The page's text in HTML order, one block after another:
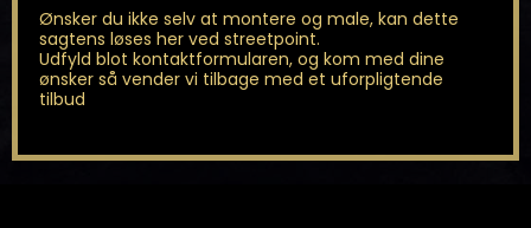
Ønsker du ikke selv at montere og male, kan dette
sagtens løses her ved streetpoint.
Udfyld blot kontaktformularen, og kom med dine
ønsker så vender vi tilbage med et uforpligtende
tilbud